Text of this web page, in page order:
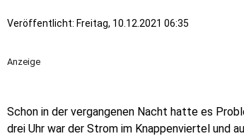
Veröffentlicht: Freitag, 10.12.2021 06:35
Anzeige
Schon in der vergangenen Nacht hatte es
drei Uhr war der Strom im Knappenviertel und